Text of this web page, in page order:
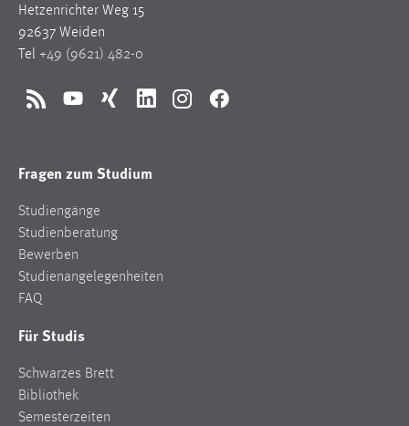
Hetzenrichter Weg 15
92637 Weiden
Tel +49 (9621) 482-0
RSS YouTubeXing LinkedInInstagramFacebook
Fragen zum Studium
Studiengänge
Studienberatung
Bewerben
Studienangelegenheiten
FAQ
Für Studis
Schwarzes Brett
Bibliothek
Semesterzeiten